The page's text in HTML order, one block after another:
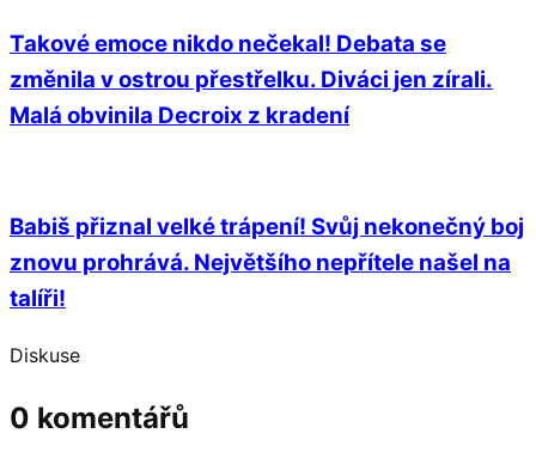
Takové emoce nikdo nečekal! Debata se
změnila v ostrou přestřelku. Diváci jen zírali.
Malá obvinila Decroix z kradení
Babiš přiznal velké trápení! Svůj nekonečný boj
znovu prohrává. Největšího nepřítele našel na
talíři!
Diskuse
0 komentářů